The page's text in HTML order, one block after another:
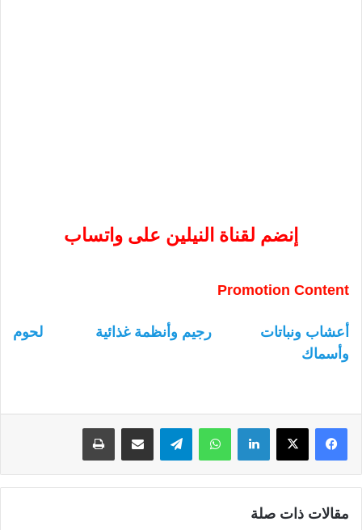
إنضم لقناة النيلين على واتساب
Promotion Content
أعشاب ونباتات رجيم وأنظمة غذائية
لحوم
وأسماك
لينكدإن واتساب
مقالات ذات صلة